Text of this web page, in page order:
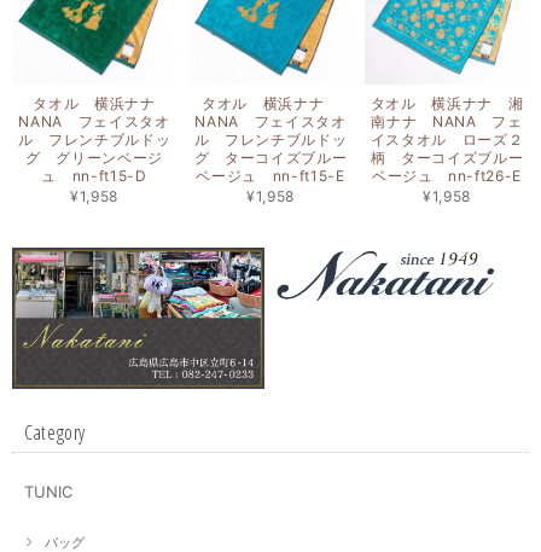
タオル 横浜ナナ
NANA フェイスタオ
ル フレンチブルドッ
グ グリーンベージ
ュ nn-ft15-D
¥1,958
タオル 横浜ナナ
NANA フェイスタオ
ル フレンチブルドッ
グ ターコイズブルー
ベージュ nn-ft15-E
¥1,958
タオル 横浜ナナ 湘
南ナナ NANA フェ
イスタオル ローズ２
柄 ターコイズブルー
ベージュ nn-ft26-E
¥1,958
Category
TUNIC
バッグ